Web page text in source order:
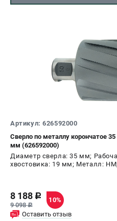
Артикул: 626592000
Сверло по металлу корончатое
мм (626592000)
Диаметр сверла: 35 мм;
хвостовика: 19 мм; Металл:
8 188 c
9 098c
10%
Оставить отзыв